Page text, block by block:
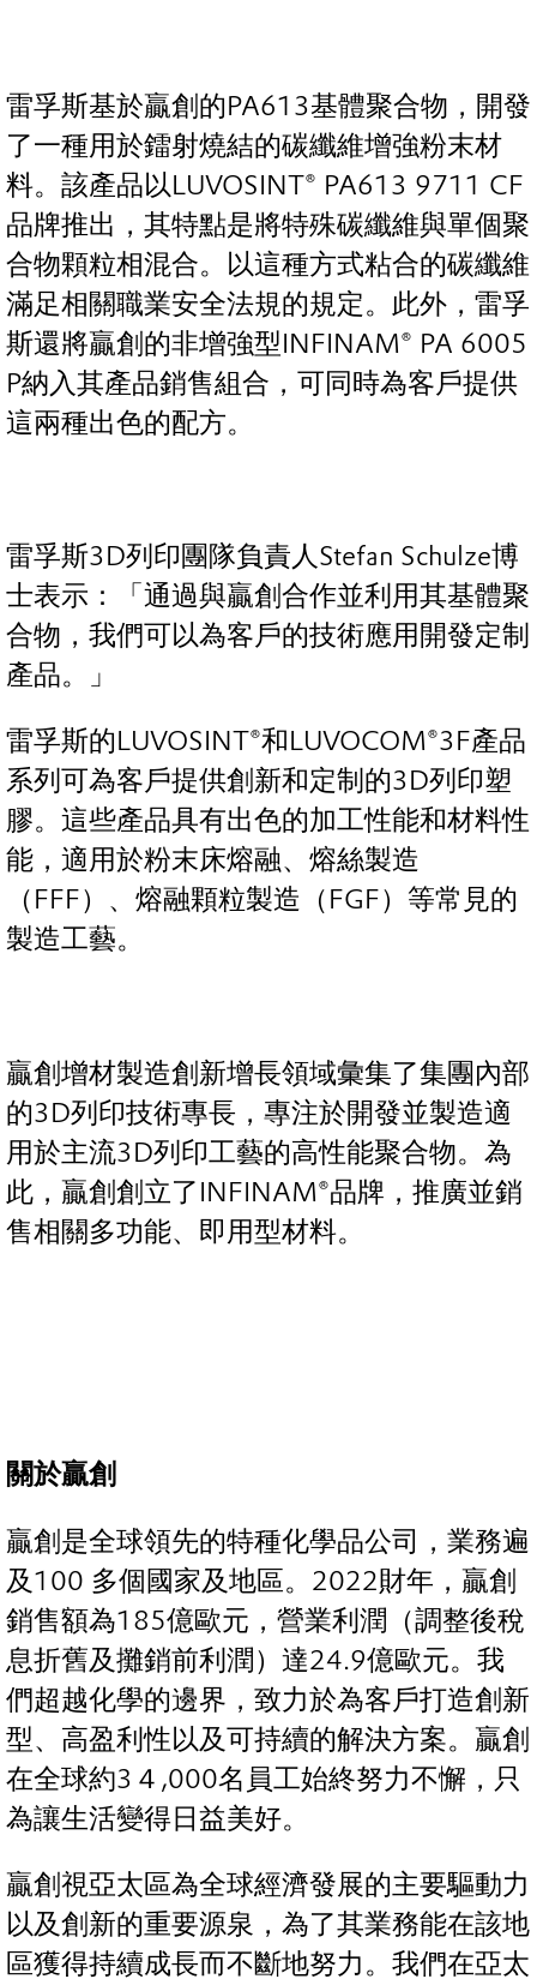
雷孚斯基於贏創的PA613基體聚合物，開發
了一種用於鐳射燒結的碳纖維增強粉末材
料。該產品以LUVOSINT® PA613 9711 CF
品牌推出，其特點是將特殊碳纖維與單個聚
合物顆粒相混合。以這種方式粘合的碳纖維
滿足相關職業安全法規的規定。此外，雷孚
斯還將贏創的非增強型INFINAM® PA 6005
P納入其產品銷售組合，可同時為客戶提供
這兩種出色的配方。
雷孚斯3D列印團隊負責人Stefan Schulze博
士表示：「通過與贏創合作並利用其基體聚
合物，我們可以為客戶的技術應用開發定制
產品。」
雷孚斯的LUVOSINT®和LUVOCOM®3F產品
系列可為客戶提供創新和定制的3D列印塑
膠。這些產品具有出色的加工性能和材料性
能，適用於粉末床熔融、熔絲製造
（FFF）、熔融顆粒製造（FGF）等常見的
製造工藝。
贏創增材製造創新增長領域彙集了集團內部
的3D列印技術專長，專注於開發並製造適
用於主流3D列印工藝的高性能聚合物。為
此，贏創創立了INFINAM®品牌，推廣並銷
售相關多功能、即用型材料。
關於贏創
贏創是全球領先的特種化學品公司，業務遍
及100 多個國家及地區。2022財年，贏創
銷售額為185億歐元，營業利潤（調整後稅
息折舊及攤銷前利潤）達24.9億歐元。我
們超越化學的邊界，致力於為客戶打造創新
型、高盈利性以及可持續的解決方案。贏創
在全球約3４,000名員工始終努力不懈，只
為讓生活變得日益美好。
贏創視亞太區為全球經濟發展的主要驅動力
以及創新的重要源泉，為了其業務能在該地
區獲得持續成長而不斷地努力。我們在亞太